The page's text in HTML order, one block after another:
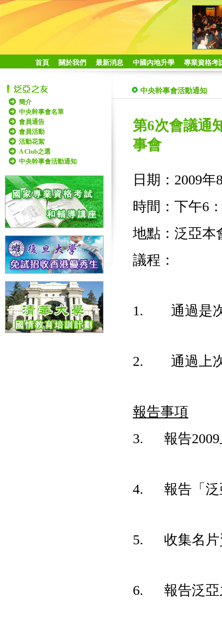
首頁 關於我們 最新消息 中國內地升學 專業資格考
簡介
中央幹事會名單
會員通告
會員活動
活動花絮
A Club之選
中央幹事會活動通知
中央幹事會活動通知
第6次會議通
事會
日期：2009
時間：下午6
地點：泛亞本
議程：
1. 通過是次
2. 通過上次
報告事項
3. 報告2009
4. 報告「泛
5. 收集名片
6. 報告泛亞